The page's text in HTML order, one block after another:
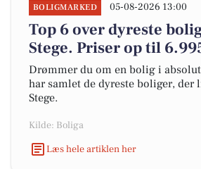
BOLIGMARKED 05-08-2026 13:00
Top 6 over dyreste
Stege. Priser op til
Drømmer du om en bolig i
har samlet de dyreste boliger, der
Stege.
Kilde: Boliga
Læs hele artiklen her